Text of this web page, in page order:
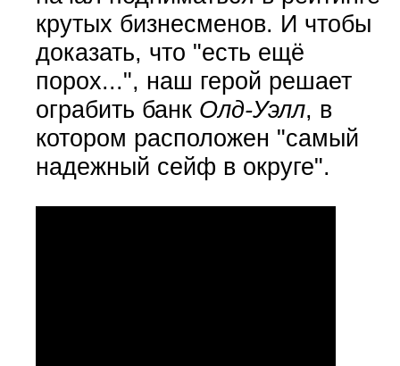
крутых бизнесменов. И чтобы
доказать, что "есть ещё
порох...", наш герой решает
ограбить банк Олд-Уэлл, в
котором расположен "самый
надежный сейф в округе".